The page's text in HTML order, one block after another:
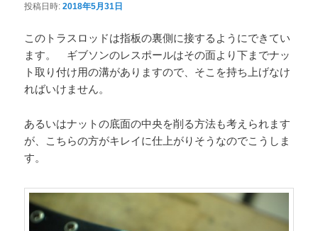
投稿日時:2018年5月31日
このトラスロッドは指板の裏側に接するようにできてい
ます。 ギブソンのレスポールはその面より下までナッ
ト取り付け用の溝がありますので、そこを持ち上げなけ
ればいけません。
あるいはナットの底面の中央を削る方法も考えられます
が、こちらの方がキレイに仕上がりそうなのでこうしま
す。